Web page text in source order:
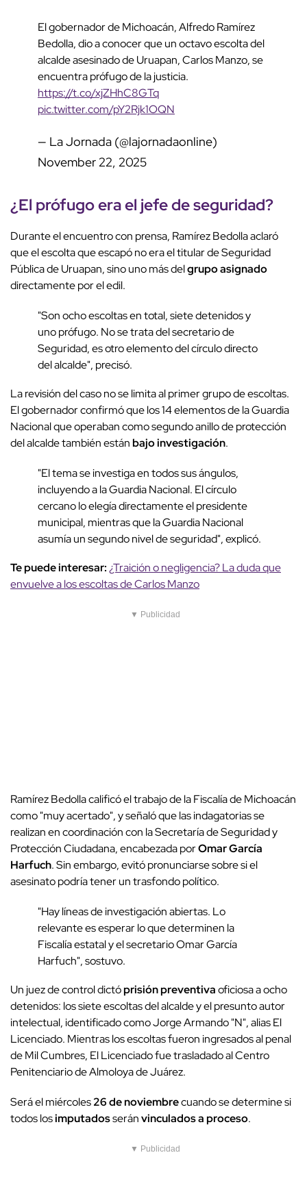
El gobernador de Michoacán, Alfredo Ramírez
Bedolla, dio a conocer que un octavo escolta del
alcalde asesinado de Uruapan, Carlos Manzo, se
encuentra prófugo de la justicia.
https://t.co/xjZHhC8GTq
pic.twitter.com/pY2Rjk1OQN
— La Jornada (@lajornadaonline)
November 22, 2025
¿El prófugoera el jefe de seguridad?
Durante el encuentro con prensa, Ramírez Bedolla aclaró
que el escolta que escapó no era el titular de Seguridad
Pública de Uruapan, sino uno más delgrupo asignado
directamente por el edil.
"Son ocho escoltas en total, siete detenidos y
uno prófugo. No se trata del secretario de
Seguridad, es otro elemento del círculo directo
del alcalde", precisó.
La revisión del caso no se limita al primer grupo de escoltas.
El gobernador confirmó que los 14 elementos de la Guardia
Nacional que operaban como segundo anillo de protección
del alcalde también estánbajo investigación.
"El tema se investiga en todos sus ángulos,
incluyendo a la Guardia Nacional. El círculo
cercano lo elegía directamente el presidente
municipal, mientras que la Guardia Nacional
asumía un segundo nivel de seguridad", explicó.
Te puede interesar:¿Traición o negligencia? La duda que
envuelve a los escoltas de Carlos Manzo
▼ Publicidad
Ramírez Bedolla calificó el trabajo de la Fiscalía de Michoacán
como "muy acertado", y señaló que las indagatorias se
realizan en coordinación con la Secretaría de Seguridad y
Protección Ciudadana, encabezada porOmar García
Harfuch. Sin embargo, evitó pronunciarse sobre si el
asesinato podría tener un trasfondo político.
"Hay líneas de investigación abiertas. Lo
relevante es esperar lo que determinen la
Fiscalía estatal y el secretario Omar García
Harfuch", sostuvo.
Un juez de control dictóprisión preventivaoficiosa a ocho
detenidos: los siete escoltas del alcalde y el presunto autor
intelectual, identificado como Jorge Armando "N", alias El
Licenciado. Mientras los escoltas fueron ingresados al penal
de Mil Cumbres, El Licenciado fue trasladado al Centro
Penitenciario de Almoloya de Juárez.
Será el miércoles26 de noviembrecuando se determine si
todos losimputadosseránvinculados a proceso.
▼ Publicidad